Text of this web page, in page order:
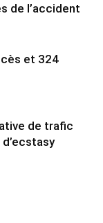
de l’accident
et 324
de trafic